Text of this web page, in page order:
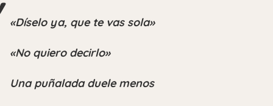
«Díselo ya, que te vas sola»
«No quiero decirlo»
Una puñalada duele menos